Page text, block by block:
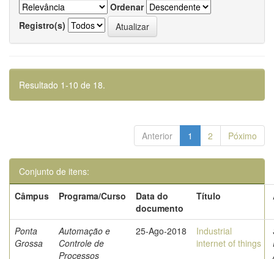
Ordenar
Registro(s)
Resultado 1-10 de 18.
Anterior 1 2 Póximo
Conjunto de itens:
Câmpus
Programa/Curso
Data do
documento
Título
Ponta
Grossa
Automação e
Controle de
Processos
25-Ago-2018
Industrial
internet of things